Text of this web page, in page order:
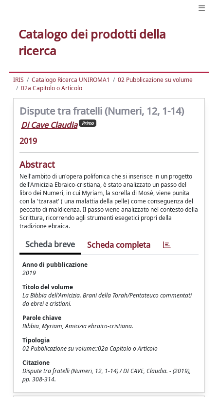
Catalogo dei prodotti della
ricerca
IRIS Catalogo Ricerca UNIROMA1
02 Pubblicazione su volume
02a Capitolo o Articolo
Dispute tra fratelli (Numeri, 12, 1-14)
Di Cave Claudia Primo
2019
Abstract
Nell'ambito di un'opera polifonica che si inserisce in un progetto
dell'Amicizia Ebraico-cristiana, è stato analizzato un passo del
libro dei Numeri, in cui Myriam, la sorella di Mosè, viene punita
con la 'tzaraat' ( una malattia della pelle) come conseguenza del
peccato di maldicenza. Il passo viene analizzato nel contesto della
Scrittura, ricorrendo agli strumenti esegetici propri della
tradizione ebraica.
Scheda breve Scheda completa
Anno di pubblicazione
2019
Titolo del volume
La Bibbia dell'Amicizia. Brani della Torah/Pentateuco commentati
da ebrei e cristiani.
Parole chiave
Bibbia, Myriam, Amicizia ebraico-cristiana.
Tipologia
02 Pubblicazione su volume::02a Capitolo o Articolo
Citazione
Dispute tra fratelli (Numeri, 12, 1-14) / DI CAVE, Claudia. - (2019),
pp. 308-314.